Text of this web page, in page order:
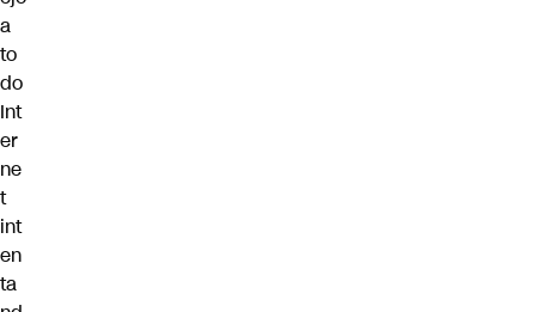
a
to
do
Int
er
ne
t
int
en
ta